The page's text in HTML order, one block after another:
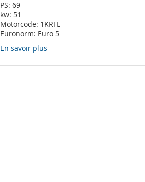
PS:69
kw: 51
Motorcode: 1KRFE
Euronorm: Euro 5
En savoir plus